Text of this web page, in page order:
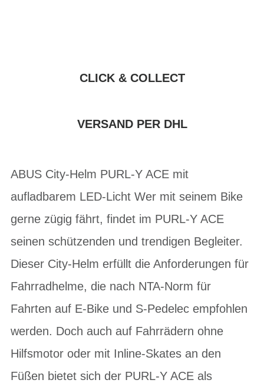
CLICK & COLLECT
VERSAND PER DHL
ABUS City-Helm PURL-Y ACE mit
aufladbarem LED-Licht Wer mit seinem Bike
gerne zügig fährt, findet im PURL-Y ACE
seinen schützenden und trendigen Begleiter.
Dieser City-Helm erfüllt die Anforderungen für
Fahrradhelme, die nach NTA-Norm für
Fahrten auf E-Bike und S-Pedelec empfohlen
werden. Doch auch auf Fahrrädern ohne
Hilfsmotor oder mit Inline-Skates an den
Füßen bietet sich der PURL-Y ACE als